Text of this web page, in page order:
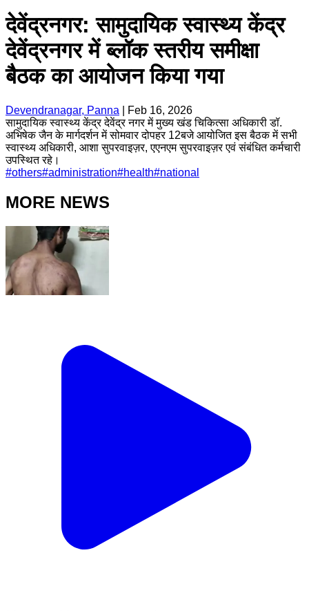
देवेंद्रनगर: सामुदायिक स्वास्थ्य केंद्र
देवेंद्रनगर में ब्लॉक स्तरीय समीक्षा
बैठक का आयोजन किया गया
Devendranagar, Panna
Feb 16, 2026
सामुदायिक स्वास्थ्य केंद्र देवेंद्र नगर में मुख्य खंड चिकित्सा अधिकारी डॉ.
अभिषेक जैन के मार्गदर्शन में सोमवार दोपहर 12बजे आयोजित इस बैठक में सभी
स्वास्थ्य अधिकारी, आशा सुपरवाइज़र, एएनएम सुपरवाइज़र एवं संबंधित कर्मचारी
उपस्थित रहे।
#others#administration#health#national
MORE NEWS